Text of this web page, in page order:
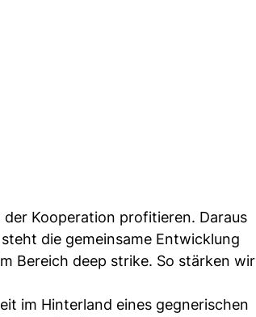
Kooperation profitieren. Daraus
die gemeinsame Entwicklung
Bereich deep strike. So stärken wir
im Hinterland eines gegnerischen